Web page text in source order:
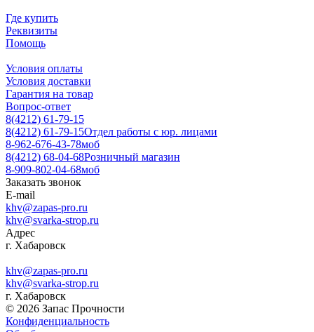
Где купить
Реквизиты
Помощь
Условия оплаты
Условия доставки
Гарантия на товар
Вопрос-ответ
8(4212) 61-79-15
8(4212) 61-79-15Отдел работы с юр. лицами
8-962-676-43-78моб
8(4212) 68-04-68Розничный магазин
8-909-802-04-68моб
Заказать звонок
E-mail
khv@zapas-pro.ru
khv@svarka-strop.ru
Адрес
г. Хабаровск
khv@zapas-pro.ru
khv@svarka-strop.ru
г. Хабаровск
© 2026 Запас Прочности
Конфиденциальность